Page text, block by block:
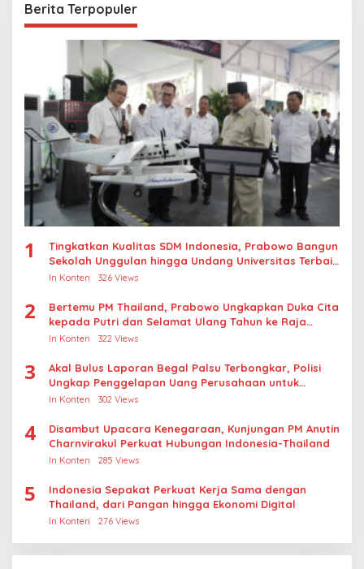
Berita Terpopuler
1
Tingkatkan Kualitas SDM Indonesia, Prabowo Bangun
Sekolah Unggulan hingga Undang Universitas Terbaik
Dunia
In Konten 326 Views
2
Bertemu PM Thailand, Prabowo Ungkapkan Duka Cita
kepada Putri dan Selamat Ulang Tahun ke Raja
Thailand
In Konten 322 Views
3
Akal Bulus Laporan Begal Palsu Terbongkar, Polisi
Ungkap Penggelapan Uang Perusahaan untuk
Crypto
In Konten 302 Views
4
Disambut Upacara Kenegaraan, Kunjungan PM Anutin
Charnvirakul Perkuat Hubungan Indonesia-Thailand
In Konten 285 Views
5
Indonesia Sepakat Perkuat Kerja Sama dengan
Thailand, dari Pangan hingga Ekonomi Digital
In Konten 276 Views